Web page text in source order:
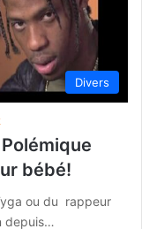
Divers
bébé!
ou du rappeur
depuis…